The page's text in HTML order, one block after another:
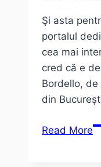
Şi asta
portalul
cea mai
cred că e
Bordello,
din
Read More